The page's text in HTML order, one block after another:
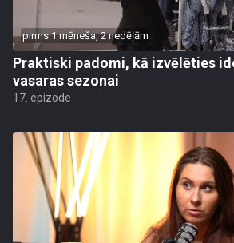
pirms 1 mēneša, 2 nedēļām
Praktiski padomi, kā izvēlēties
vasaras sezonai
17. epizode